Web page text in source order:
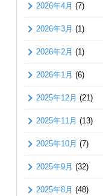
2026年4月 (7)
2026年3月 (1)
2026年2月 (1)
2026年1月 (6)
2025年12月 (21)
2025年11月 (13)
2025年10月 (7)
2025年9月 (32)
2025年8月 (48)